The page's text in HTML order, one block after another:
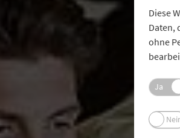
Diese
Daten,
ohne
Ja